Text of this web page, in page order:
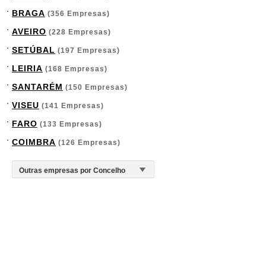
BRAGA (356 Empresas)
AVEIRO (228 Empresas)
SETÚBAL (197 Empresas)
LEIRIA (168 Empresas)
SANTARÉM (150 Empresas)
VISEU (141 Empresas)
FARO (133 Empresas)
COIMBRA (126 Empresas)